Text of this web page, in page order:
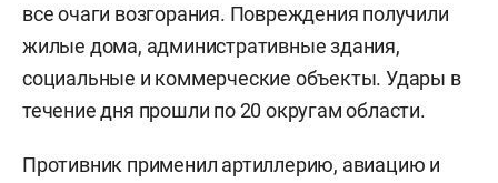
все очаги возгорания. Повреждения получили
жилые дома, административные здания,
социальные и коммерческие объекты. Удары в
течение дня прошли по 20 округам области.
Противник применил артиллерию, авиацию и